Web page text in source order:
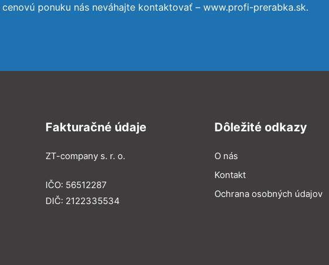
ponuku nás neváhajte kontaktovať – www.profi-prerabka.sk.
Fakturačné údaje
ZT-company s. r. o.
IČO: 56512287
DIČ: 2122335534
Dôležité odkazy
O nás
Kontakt
Ochrana osobných údajov